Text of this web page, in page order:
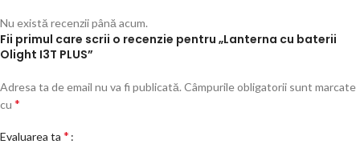
Nu există recenzii până acum.
Fii primul care scrii o recenzie pentru „Lanterna cu baterii
Olight I3T PLUS”
Adresa ta de email nu va fi publicată. Câmpurile obligatorii sunt marcate
cu *
Evaluarea ta *